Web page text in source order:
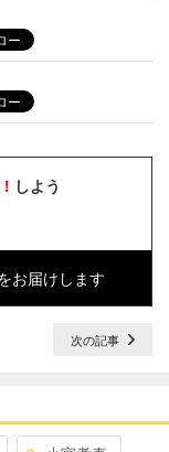
しよう
お届けします
次の記事